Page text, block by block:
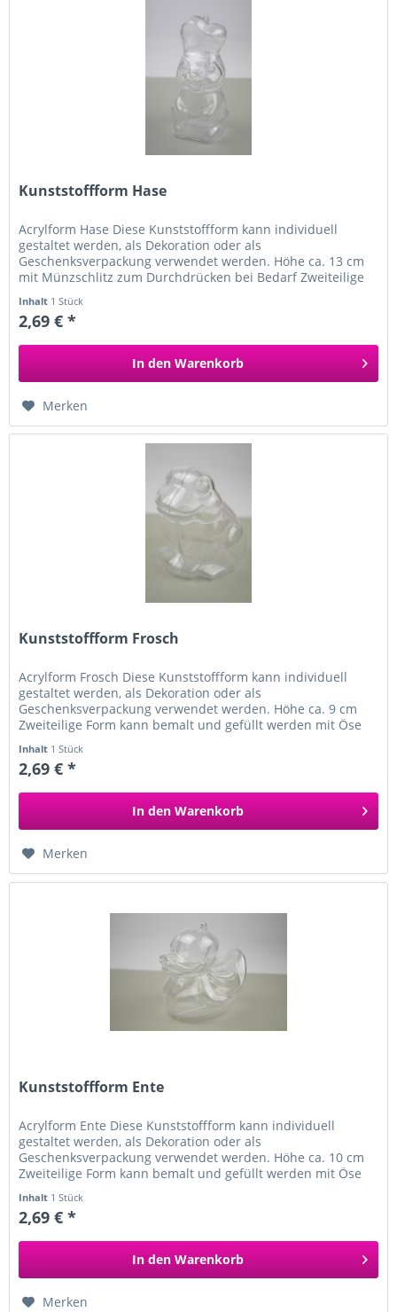
Kunststoffform Hase
Acrylform Hase Diese Kunststoffform kann individuell
gestaltet werden, als Dekoration oder als
Geschenksverpackung verwendet werden. Höhe ca. 13 cm
mit Münzschlitz zum Durchdrücken bei Bedarf Zweiteilige
Inhalt 1 Stück
2,69 € *
In den Warenkorb
Merken
Kunststoffform Frosch
Acrylform Frosch Diese Kunststoffform kann individuell
gestaltet werden, als Dekoration oder als
Geschenksverpackung verwendet werden. Höhe ca. 9 cm
Zweiteilige Form kann bemalt und gefüllt werden mit Öse
Inhalt 1 Stück
2,69 € *
In den Warenkorb
Merken
Kunststoffform Ente
Acrylform Ente Diese Kunststoffform kann individuell
gestaltet werden, als Dekoration oder als
Geschenksverpackung verwendet werden. Höhe ca. 10 cm
Zweiteilige Form kann bemalt und gefüllt werden mit Öse
Inhalt 1 Stück
2,69 € *
In den Warenkorb
Merken